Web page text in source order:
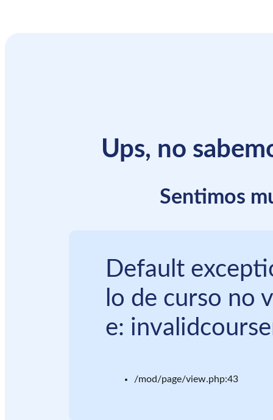
Ups, no
Sentimos
Default
lo de curso no
e:
/mod/page/view.php:43